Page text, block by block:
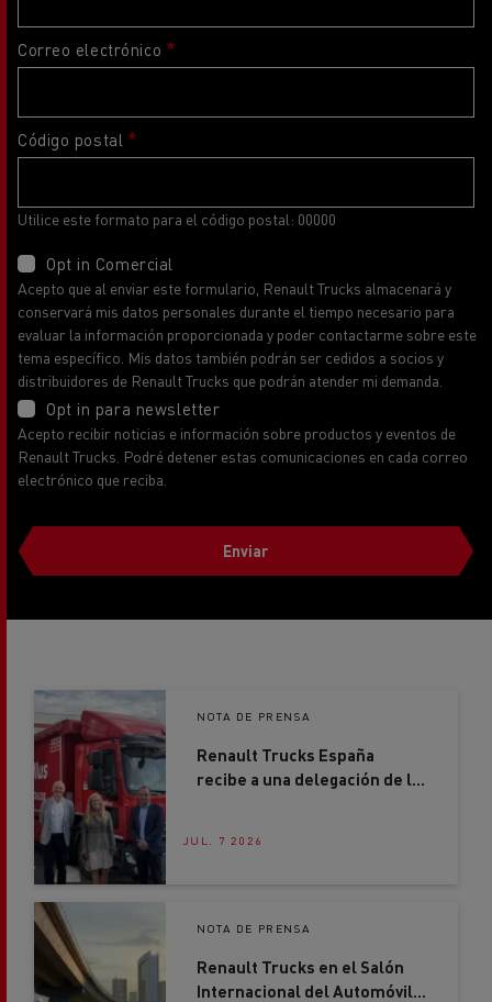
Correo electrónico
Código postal
Utilice este formato para el código postal: 00000
Opt in Comercial
Acepto que al enviar este formulario, Renault Trucks almacenará y
conservará mis datos personales durante el tiempo necesario para
evaluar la información proporcionada y poder contactarme sobre este
tema específico. Mis datos también podrán ser cedidos a socios y
distribuidores de Renault Trucks que podrán atender mi demanda.
Opt in para newsletter
Acepto recibir noticias e información sobre productos y eventos de
Renault Trucks. Podré detener estas comunicaciones en cada correo
electrónico que reciba.
Enviar
NOTA DE PRENSA
Renault Trucks España
recibe a una delegación de la
JUL. 7 2026
NOTA DE PRENSA
Renault Trucks en el Salón
Internacional del Automóvil